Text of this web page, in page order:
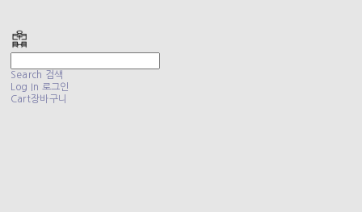
Search 검색
Log In 로그인
Cart장바구니